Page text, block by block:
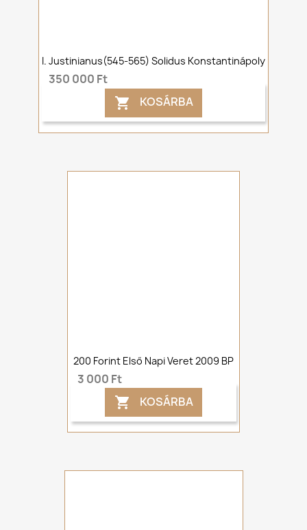
I. Justinianus(545-565) Solidus Konstantinápoly
350 000 Ft
 KOSÁRBA
200 Forint Első Napi Veret 2009 BP
3 000 Ft
 KOSÁRBA